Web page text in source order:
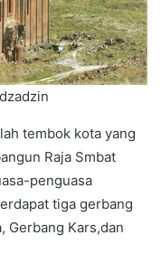
tembok kota yang
Raja Smbat
penguasa
tiga gerbang
Gerbang Kars,dan